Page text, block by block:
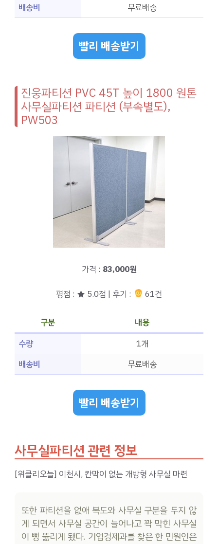
배송비
무료배송
빨리 배송받기
진웅파티션 PVC 45T 높이 1800 원톤
사무실파티션 파티션 (부속별도),
PW503
가격 : 83,000원
평점 : ★ 5.0점 | 후기 : 61건
구분
내용
수량
1개
배송비
무료배송
빨리 배송받기
사무실파티션 관련 정보
[위클리오늘] 이천시, 칸막이 없는 개방형 사무실 마련
또한 파티션을 없애 복도와 사무실 구분을 두지 않
게 되면서 사무실 공간이 늘어나고 꽉 막힌 사무실
이 뻥 뚫리게 됐다. 기업경제과를 찾은 한 민원인은